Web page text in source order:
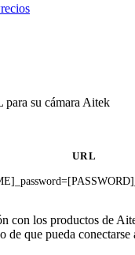
para su cámara Aitek
URL
los productos de
que pueda